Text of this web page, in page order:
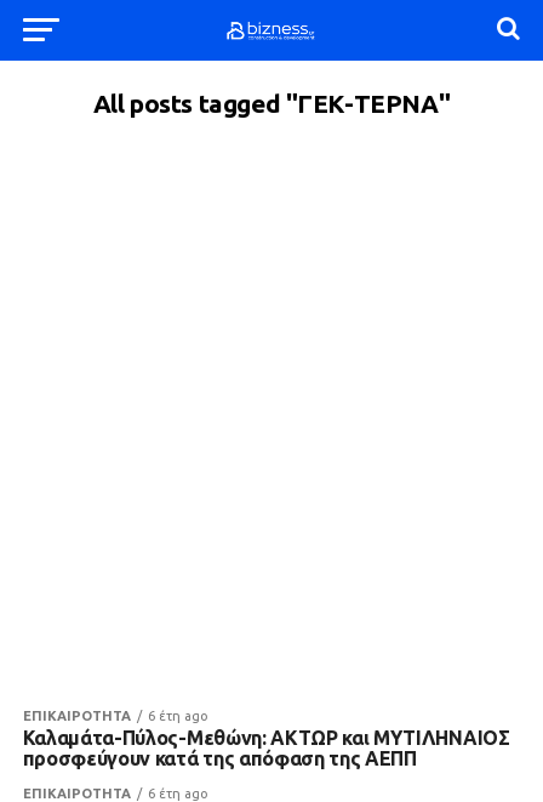
All posts tagged "ΓΕΚ-ΤΕΡΝΑ"
ΕΠΙΚΑΙΡΟΤΗΤΑ 6 έτη ago
Καλαμάτα-Πύλος-Μεθώνη: ΑΚΤΩΡ και ΜΥΤΙΛΗΝΑΙΟΣ
προσφεύγουν κατά της απόφαση της ΑΕΠΠ
ΕΠΙΚΑΙΡΟΤΗΤΑ 6 έτη ago